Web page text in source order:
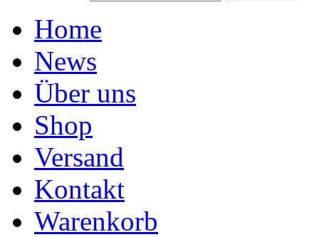
Home
News
Über uns
Shop
Versand
Kontakt
Warenkorb